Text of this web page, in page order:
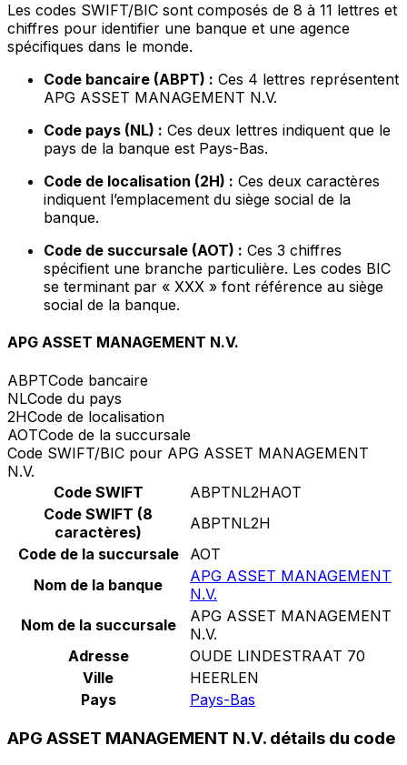
Les codes SWIFT/BIC sont composés de 8 à 11 lettres et
chiffres pour identifier une banque et une agence
spécifiques dans le monde.
Code bancaire (ABPT) : Ces 4 lettres représentent
APG ASSET MANAGEMENT N.V.
Code pays (NL) : Ces deux lettres indiquent que le
pays de la banque est Pays-Bas.
Code de localisation (2H) : Ces deux caractères
indiquent l’emplacement du siège social de la
banque.
Code de succursale (AOT) : Ces 3 chiffres
spécifient une branche particulière. Les codes BIC
se terminant par « XXX » font référence au siège
social de la banque.
APG ASSET MANAGEMENT N.V.
ABPTCode bancaire
NLCode du pays
2HCode de localisation
AOTCode de la succursale
Code SWIFT/BIC pour APG ASSET MANAGEMENT
N.V.
Code SWIFT
ABPTNL2HAOT
Code SWIFT (8
caractères)
ABPTNL2H
Code de la succursale
AOT
Nom de la banque
APG ASSET MANAGEMENT
N.V.
Nom de la succursale
APG ASSET MANAGEMENT
N.V.
Adresse
OUDE LINDESTRAAT 70
Ville
HEERLEN
Pays
Pays-Bas
APG ASSET MANAGEMENT N.V. détails du code